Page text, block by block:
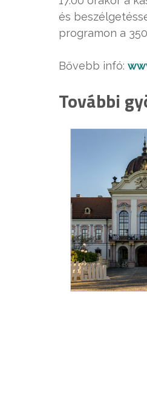
és
programon a
Bővebb infó:
További